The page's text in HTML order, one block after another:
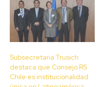
Subsecretaria Trusich
destaca que Consejo RS
Chile es institucionalidad